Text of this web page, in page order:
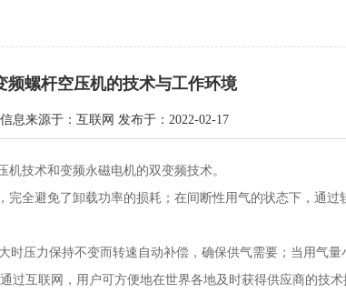
频螺杆空压机的技术与工作环境
信息来源于：互联网 发布于：2022-02-17
技术和变频永磁电机的双变频技术。
全避免了卸载功率的损耗；在间断性用气的状态下，通
时压力保持不变而转速自动补偿，确保供气需要；当用气
过互联网，用户可方便地在世界各地及时获得供应商的技